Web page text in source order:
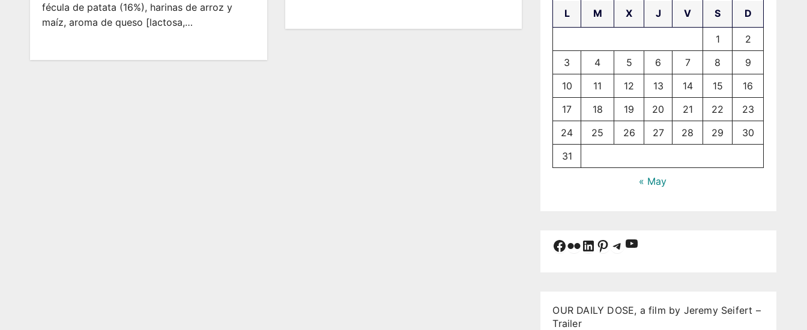
fécula de patata (16%), harinas de arroz y
maíz, aroma de queso [lactosa,…
L M X J V S D
1
2
3
4 5 6 7 8
9
10
11 12 13 14 15
16
17
18 19 20 21 22
23
24
25 26 27 28 29
30
31
« May
Facebook
Flickr
LinkedIn
Pinterest
Telegram
YouTube
OUR DAILY DOSE, a film by Jeremy Seifert –
Trailer